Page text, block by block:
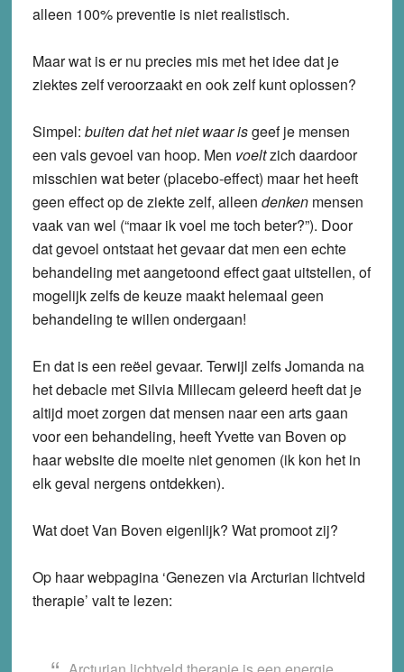
alleen 100% preventie is niet realistisch.
Maar wat is er nu precies mis met het idee dat je
ziektes zelf veroorzaakt en ook zelf kunt oplossen?
Simpel: buiten dat het niet waar isgeef je mensen
een vals gevoel van hoop. Men voeltzich daardoor
misschien wat beter (placebo-effect) maar het heeft
geen effect op de ziekte zelf, alleen denkenmensen
vaak van wel (“maar ik voel me toch beter?”). Door
dat gevoel ontstaat het gevaar dat men een echte
behandeling met aangetoond effect gaat uitstellen, of
mogelijk zelfs de keuze maakt helemaal geen
behandeling te willen ondergaan!
En dat is een reëel gevaar. Terwijl zelfs Jomanda na
het debacle met Silvia Millecam geleerd heeft dat je
altijd moet zorgen dat mensen naar een arts gaan
voor een behandeling, heeft Yvette van Boven op
haar website die moeite niet genomen (ik kon het in
elk geval nergens ontdekken).
Wat doet Van Boven eigenlijk? Wat promoot zij?
Op haar webpagina ‘Genezen via Arcturian lichtveld
therapie’ valt te lezen: